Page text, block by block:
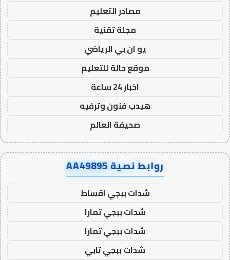
مصادر التعليم
مجلة تقنية
يو ان بي الرياضي
موقع حالة للتعليم
اخبار 24 ساعة
هيدب فنون وترفيه
صحيفة العالم
روابط نصية AA49895
شدات ببجي اقساط
شدات ببجي تمارا
شدات ببجي تمارا
شدات ببجي تابي